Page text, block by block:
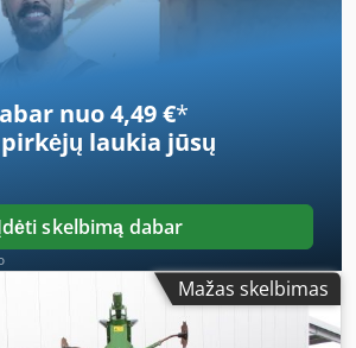
nuo 4,49 €*
laukia jūsų
skelbimą dabar
Mažas skelbimas